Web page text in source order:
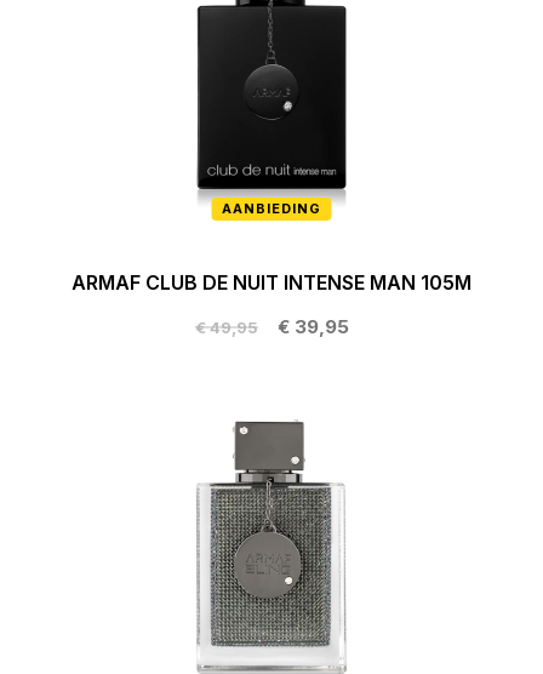
AANBIEDING
ARMAF CLUB DE NUIT INTENSE MAN 105M
€ 39,95
€ 49,95